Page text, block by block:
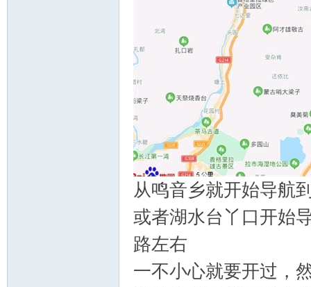
从鸣音乡就开始导航
或者湖水台丫口开始
路左右
一不小心就要开过，